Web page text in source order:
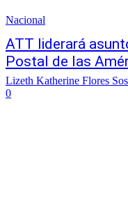
Nacional
ATT liderará
Postal de las
Lizeth Katherine Flores
0